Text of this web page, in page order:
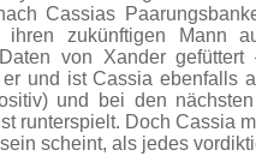
Cassias
zukünftigen Mann
von Xander
und ist Cassia ebenfalls
und bei den
runterspielt. Doch Cassia
scheint, als jedes